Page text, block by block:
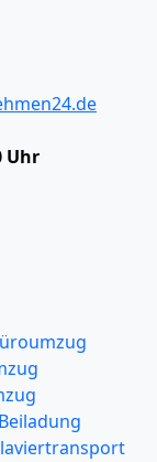
Uhr
Beiladung